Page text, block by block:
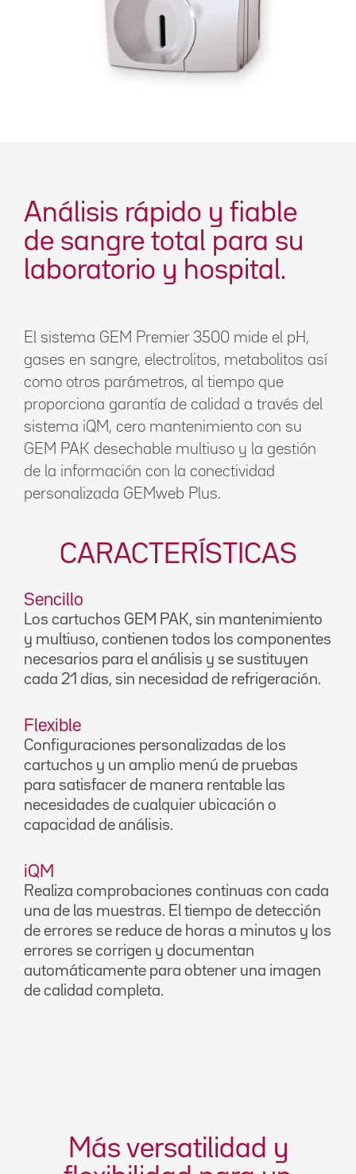
Análisis rápido y fiable
de sangre total para su
laboratorio y hospital.
El sistema GEM Premier 3500 mide el pH,
gases en sangre, electrolitos, metabolitos así
como otros parámetros, al tiempo que
proporciona garantía de calidad a través del
sistema iQM, cero mantenimiento con su
GEM PAK desechable multiuso y la gestión
de la información con la conectividad
personalizada GEMweb Plus.
CARACTERÍSTICAS
Sencillo
Los cartuchos GEM PAK, sin mantenimiento
y multiuso, contienen todos los componentes
necesarios para el análisis y se sustituyen
cada 21 días, sin necesidad de refrigeración.
Flexible
Configuraciones personalizadas de los
cartuchos y un amplio menú de pruebas
para satisfacer de manera rentable las
necesidades de cualquier ubicación o
capacidad de análisis.
iQM
Realiza comprobaciones continuas con cada
una de las muestras. El tiempo de detección
de errores se reduce de horas a minutos y los
errores se corrigen y documentan
automáticamente para obtener una imagen
de calidad completa.
Más versatilidad y